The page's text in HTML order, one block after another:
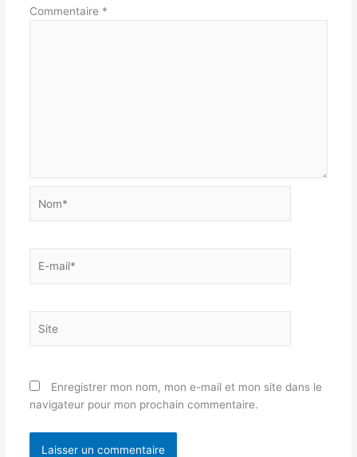
Commentaire *
mail*
Enregistrer mon nom, mon e-mail et mon site dans le
navigateur pour mon prochain commentaire.